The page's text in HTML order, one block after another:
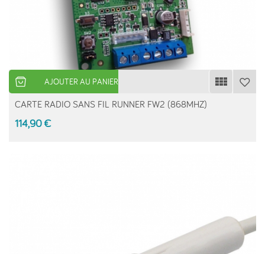
AJOUTER AU PANIER
CARTE RADIO SANS FIL RUNNER FW2 (868MHZ)
114,90 €